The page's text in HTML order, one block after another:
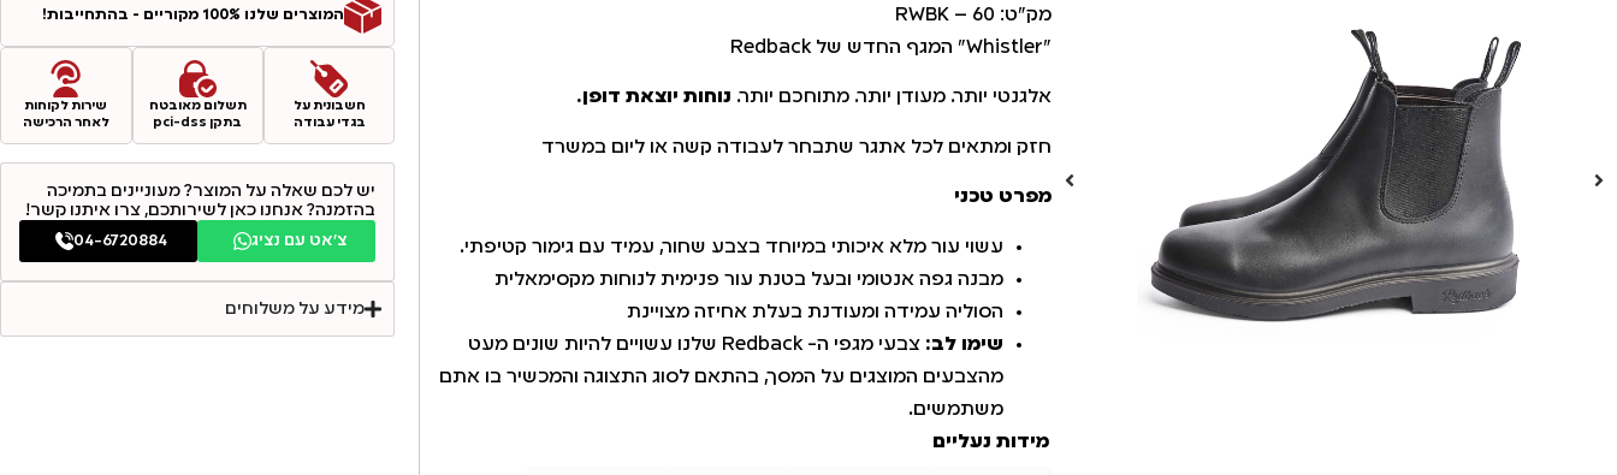
מק"ט: 60 – RWBK
"Whistler" המגף החדש של Redback
אלגנטי יותר. מעודן יותר. מתוחכם יותר. נוחות יוצאת דופן.
חזק ומתאים לכל אתגר שתבחר לעבודה קשה או ליום במשרד
מפרט טכני
עשוי עור מלא איכותי במיוחד בצבע שחור, עמיד עם גימור קטיפתי.
מבנה גפה אנטומי ובעל בטנת עור פנימית לנוחות מקסימאלית
הסוליה עמידה ומעודנת בעלת אחיזה מצויינת
שימו לב:
צבעי מגפי ה- Redback שלנו עשויים להיות שונים מעט
מהצבעים המוצגים על המסך, בהתאם לסוג התצוגה והמכשיר בו אתם
משתמשים.
מידות נעליים
המוצרים שלנו 100% מקוריים - בהתחייבות!
חשבונית על
בגדי עבודה
תשלום מאובטח
בתקן pci-dss
שירות לקוחות
לאחר הרכישה
יש לכם שאלה על המוצר? מעוניינים בתמיכה
בהזמנה? אנחנו כאן לשירותכם, צרו איתנו קשר!
צ׳אט עם נציג 04-6720884
מידע על משלוחים